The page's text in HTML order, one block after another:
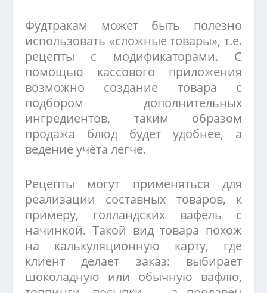
Фудтракам может быть полезно
использовать «сложные товары», т.е.
рецепты с модификаторами. С
помощью кассового приложения
возможно создание товара с
подбором дополнительных
ингредиентов, таким образом
продажа блюд будет удобнее, а
ведение учёта легче.
Рецепты могут применяться для
реализации составных товаров, к
примеру, голландских вафель с
начинкой. Такой вид товара похож
на калькуляционную карту, где
клиент делает заказ: выбирает
шоколадную или обычную вафлю,